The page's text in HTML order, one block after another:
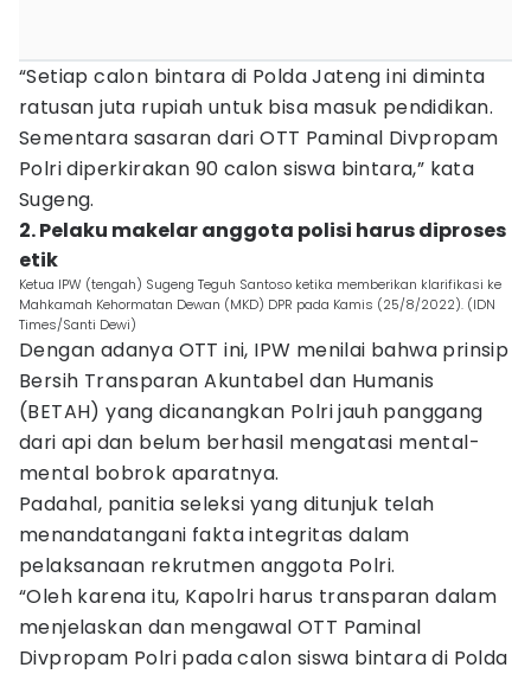
“Setiap calon bintara di Polda Jateng ini diminta
ratusan juta rupiah untuk bisa masuk pendidikan.
Sementara sasaran dari OTT Paminal Divpropam
Polri diperkirakan 90 calon siswa bintara,” kata
Sugeng.
2. Pelaku makelar anggota polisi harus diproses
etik
Ketua IPW (tengah) Sugeng Teguh Santoso ketika memberikan klarifikasi ke
Mahkamah Kehormatan Dewan (MKD) DPR pada Kamis (25/8/2022). (IDN
Times/Santi Dewi)
Dengan adanya OTT ini, IPW menilai bahwa prinsip
Bersih Transparan Akuntabel dan Humanis
(BETAH) yang dicanangkan Polri jauh panggang
dari api dan belum berhasil mengatasi mental-
mental bobrok aparatnya.
Padahal, panitia seleksi yang ditunjuk telah
menandatangani fakta integritas dalam
pelaksanaan rekrutmen anggota Polri.
“Oleh karena itu, Kapolri harus transparan dalam
menjelaskan dan mengawal OTT Paminal
Divpropam Polri pada calon siswa bintara di Polda